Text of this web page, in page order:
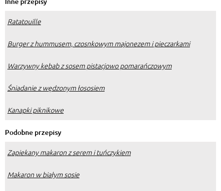
Ratatouille
Burger z hummusem, czosnkowym majonezem i pieczarkami
Warzywny kebab z sosem pistacjowo pomarańczowym
Śniadanie z wędzonym łososiem
Kanapki piknikowe
Podobne przepisy
Zapiekany makaron z serem i tuńczykiem
Makaron w białym sosie